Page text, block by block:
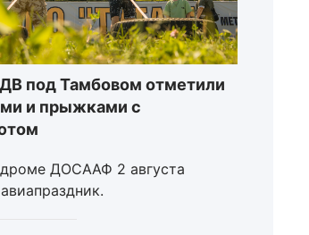
под Тамбовом отметили
и прыжками с
ДОСААФ 2 августа